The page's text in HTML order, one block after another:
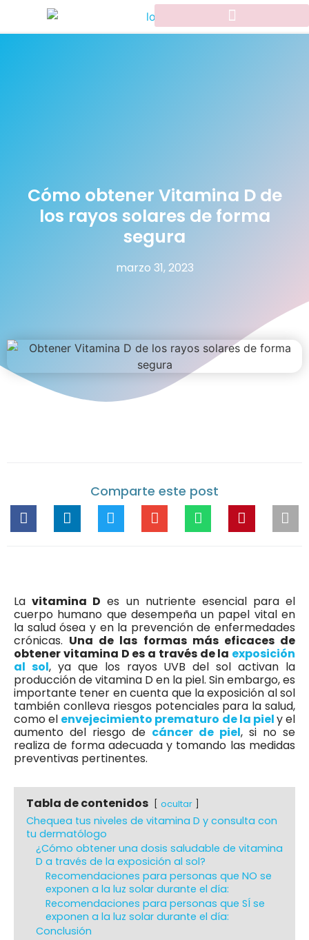
Cómo obtener Vitamina D de
los rayos solares de forma
segura
marzo 31, 2023
Comparte este post
Lavitamina D es un nutriente esencial para el
cuerpo humano que desempeña un papel vital en
la salud ósea y en la prevención de enfermedades
crónicas. Una de las formas más eficaces de
obtener vitamina D es a través de la exposición
al sol, ya que los rayos UVB del sol activan la
producción de vitamina D en la piel. Sin embargo, es
importante tener en cuenta que la exposición al sol
también conlleva riesgos potenciales para la salud,
como el envejecimiento prematuro de la piely el
aumento del riesgo de cáncer de piel, si no se
realiza de forma adecuada y tomando las medidas
preventivas pertinentes.
Tabla de contenidos ocultar
Chequea tus niveles de vitamina D y consulta con
tu dermatólogo
¿Cómo obtener una dosis saludable de vitamina
D a través de la exposición al sol?
Recomendaciones para personas que NO se
exponen a la luz solar durante el día:
Recomendaciones para personas que SÍ se
exponen a la luz solar durante el día:
Conclusión